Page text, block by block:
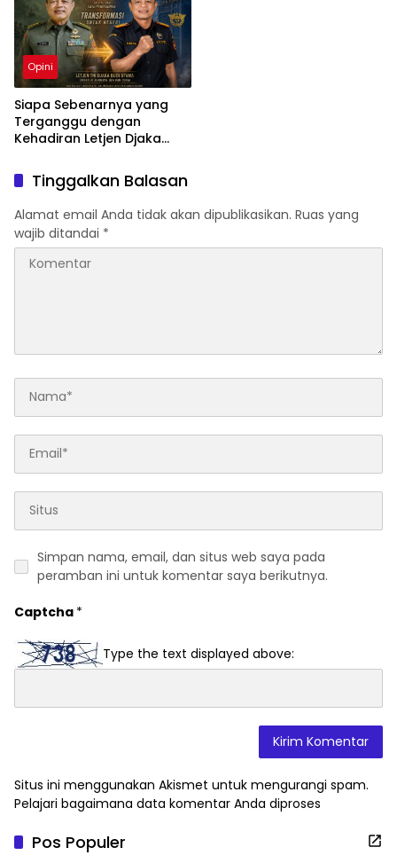
Opini
Siapa Sebenarnya yang
Terganggu dengan
Kehadiran Letjen Djaka
sebagai Dirjen Bea Cukai?
Tinggalkan Balasan
Alamat email Anda tidak akan dipublikasikan. Ruas yang
wajib ditandai *
Simpan nama, email, dan situs web saya pada
peramban ini untuk komentar saya berikutnya.
Captcha *
Type the text displayed above:
Situs ini menggunakan Akismet untuk mengurangi spam.
Pelajari bagaimana data komentar Anda diproses
Pos Populer